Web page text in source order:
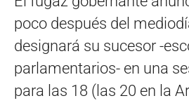
poco después del
designará su sucesor -
parlamentarios- en una
para las 18 (las 20 en la